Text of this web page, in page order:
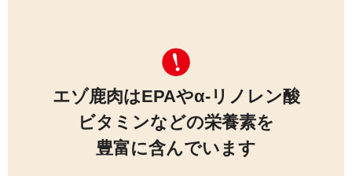
エゾ鹿肉はEPAやα-リノレン酸
ビタミンなどの栄養素を
豊富に含んでいます